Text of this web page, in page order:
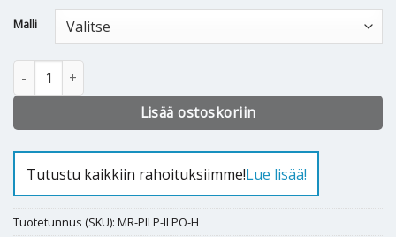
Malli
ILPO Comfort poistoilmalämpöpumpun huolto määrä
Lisää ostoskoriin
Alternative:
Tutustu kaikkiin rahoituksiimme!Lue lisää!
Tuotetunnus (SKU): MR-PILP-ILPO-H